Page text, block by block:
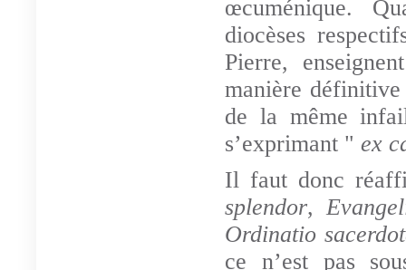
œcuménique.
diocèses
Pierre,
manière
de la même
s’exprimant " ex
Il faut donc
splendor,
Ordinatio
ce n’est pas